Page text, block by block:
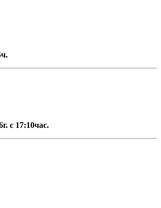
с 17:10час.